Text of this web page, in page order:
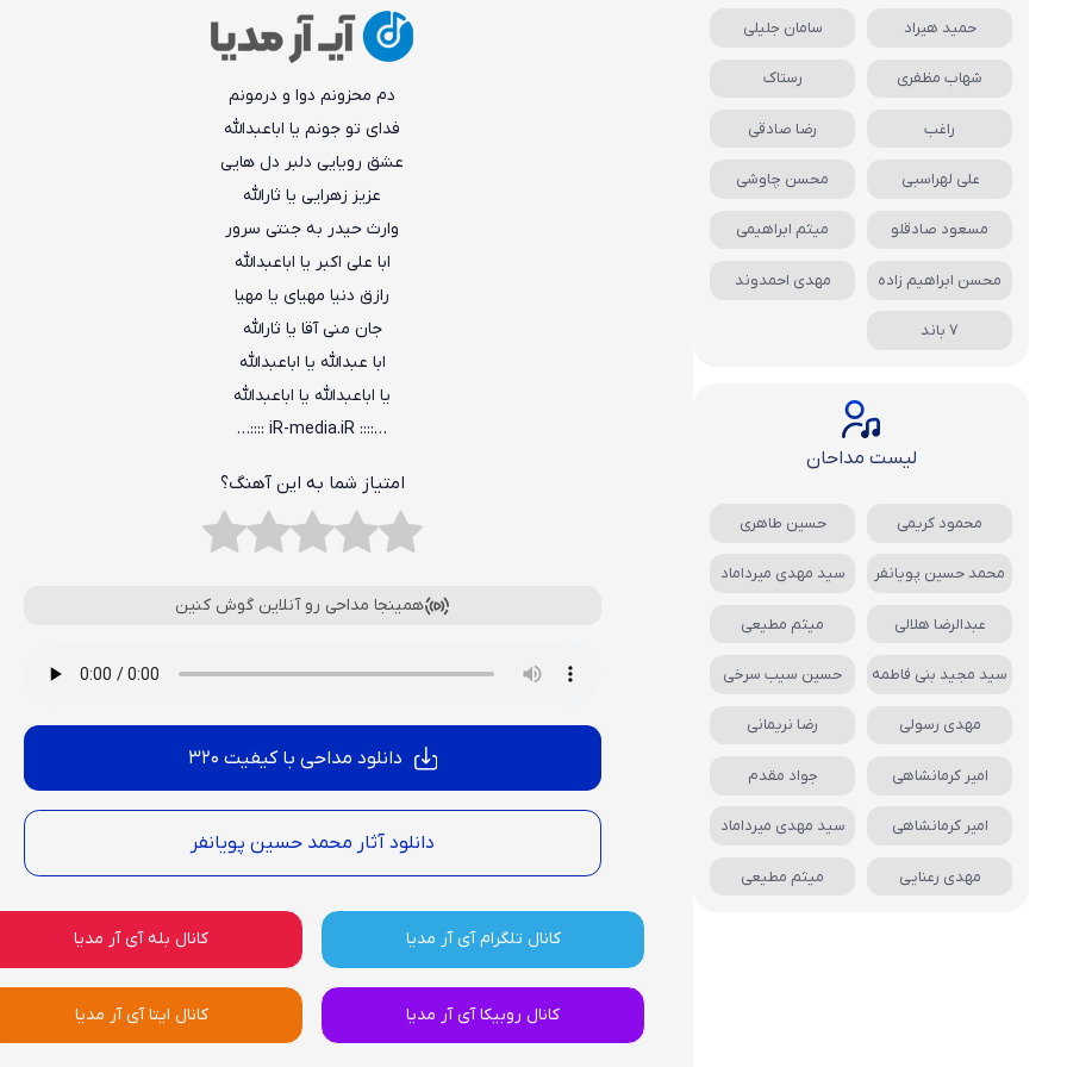
دم محزونم دوا و درمونم
فدای تو جونم یا اباعبدالله
عشق رویایی دلبر دل هایی
عزیز زهرایی یا ثارالله
وارث حیدر به جنتی سرور
ابا علی اکبر یا اباعبدالله
رازق دنیا مهیای یا مهیا
جان منی آقا یا ثارالله
ابا عبدالله یا اباعبدالله
یا اباعبدالله یا اباعبدالله
…:::: iR-media.iR ::::…
امتیاز شما به این آهنگ؟
همینجا مداحی رو آنلاین گوش کنین
دانلود مداحی با کیفیت 320
دانلود آثار محمد حسین پویانفر
کانال تلگرام آی آر مدیا کانال بله آی آر مدیا
کانال روبیکا آی آر مدیا کانال ایتا آی آر مدیا
حمید هیراد سامان جلیلی
شهاب مظفری رستاک
راغب رضا صادقی
علی لهراسبی محسن چاوشی
مسعود صادقلو میثم ابراهیمی
محسن ابراهیم زاده مهدی احمدوند
7 باند
لیست مداحان
محمود کریمی حسین طاهری
محمد حسین پویانفر سید مهدی میرداماد
عبدالرضا هلالی میثم مطیعی
سید مجید بنی فاطمه حسین سیب سرخی
مهدی رسولی رضا نریمانی
امیر کرمانشاهی جواد مقدم
امیر کرمانشاهی سید مهدی میرداماد
مهدی رعنایی میثم مطیعی